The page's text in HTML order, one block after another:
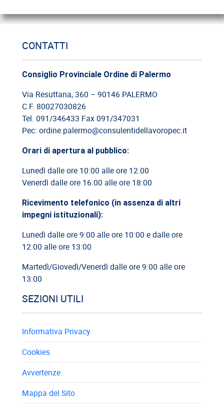
12/06/2026
09/06/2026
Cassazione: responsabilità del committente privato
08/06/2026
Cassazione: legittimità del licenziamento con email
Cassazione: responsabilità limitata del direttore dei lavori
26/05/2026
Cassazione: rischi relativi alla informazione-formazione
10/07/2026
reintegra del...
CONTATTI
Consiglio Provinciale Ordine di Palermo
Via Resuttana, 360 – 90146 PALERMO
C.F. 80027030826
Tel. 091/346433 Fax 091/347031
Pec: ordine.palermo@consulentidellavoropec.it
Orari di apertura al pubblico:
Lunedì dalle ore 10:00 alle ore 12.00
Venerdì dalle ore 16:00 alle ore 18:00
Ricevimento telefonico (in assenza di altri
impegni istituzionali):
Lunedì dalle ore 9:00 alle ore 10:00 e dalle ore
12:00 alle ore 13:00
Martedì/Giovedì/Venerdì dalle ore 9:00 alle ore
13:00
SEZIONI UTILI
Informativa Privacy
Cookies
Avvertenze
Mappa del Sito